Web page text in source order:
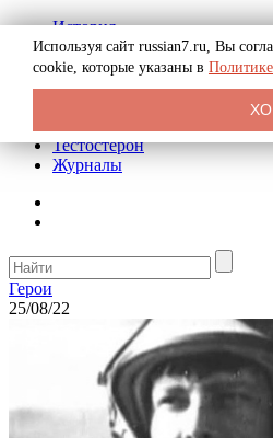
История
Биография
Криминал
Реклама на сайте
Тестостерон
Журналы
Герои
25/08/22
Используя сайт russian7.ru, Вы
cookie, которые указаны в